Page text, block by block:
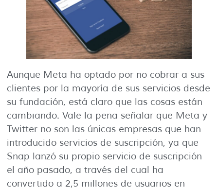
Aunque Meta ha optado por no cobrar a sus
clientes por la mayoría de sus servicios desde
su fundación, está claro que las cosas están
cambiando. Vale la pena señalar que Meta y
Twitter no son las únicas empresas que han
introducido servicios de suscripción, ya que
Snap lanzó su propio servicio de suscripción
el año pasado, a través del cual ha
convertido a 2,5 millones de usuarios en